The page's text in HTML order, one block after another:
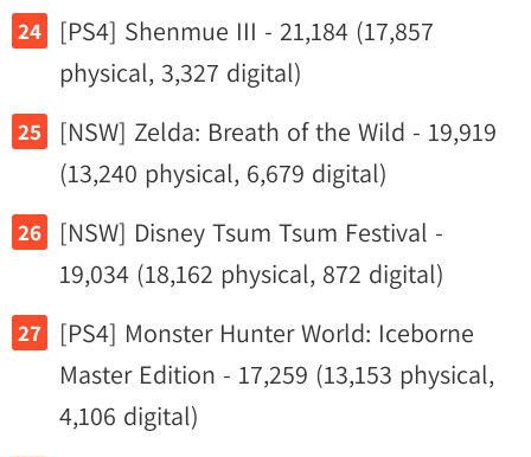
[PS4] Shenmue III - 21,184 (17,857
physical, 3,327 digital)
[NSW] Zelda: Breath of the Wild - 19,919
(13,240 physical, 6,679 digital)
[NSW] Disney Tsum Tsum Festival -
19,034 (18,162 physical, 872 digital)
[PS4] Monster Hunter World: Iceborne
Master Edition - 17,259 (13,153 physical,
4,106 digital)